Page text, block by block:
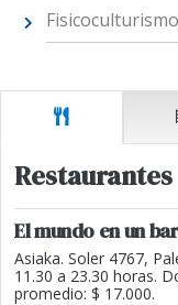
Restaurantes
El mundo en un
Asiaka. Soler 4767,
11.30 a 23.30 horas.
promedio: $ 17.000.